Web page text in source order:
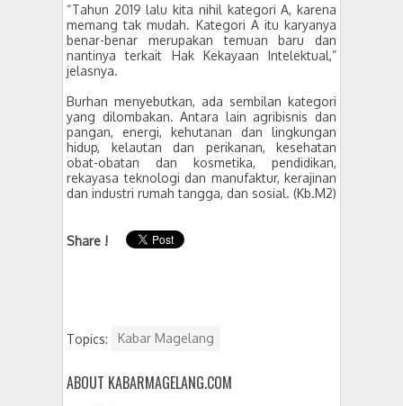
“Tahun 2019 lalu kita nihil kategori A, karena
memang tak mudah. Kategori A itu karyanya
benar-benar merupakan temuan baru dan
nantinya terkait Hak Kekayaan Intelektual,”
jelasnya.
Burhan menyebutkan, ada sembilan kategori
yang dilombakan. Antara lain agribisnis dan
pangan, energi, kehutanan dan lingkungan
hidup, kelautan dan perikanan, kesehatan
obat-obatan dan kosmetika, pendidikan,
rekayasa teknologi dan manufaktur, kerajinan
dan industri rumah tangga, dan sosial. (Kb.M2)
Share !
Topics: Kabar Magelang
ABOUT KABARMAGELANG.COM